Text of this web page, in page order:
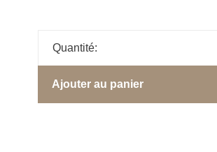
Quantité:
Ajouter au panier